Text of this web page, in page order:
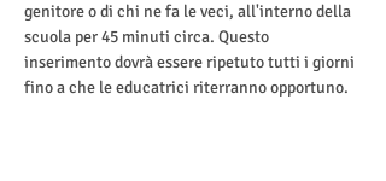
genitore o di chi ne fa le veci, all'interno della
scuola per 45 minuti circa. Questo
inserimento dovrà essere ripetuto tutti i giorni
fino a che le educatrici riterranno opportuno.